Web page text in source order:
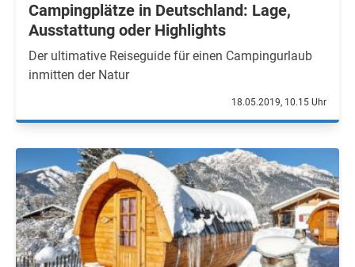
Campingplätze in Deutschland: Lage,
Ausstattung oder Highlights
Der ultimative Reiseguide für einen Campingurlaub
inmitten der Natur
18.05.2019, 10.15 Uhr